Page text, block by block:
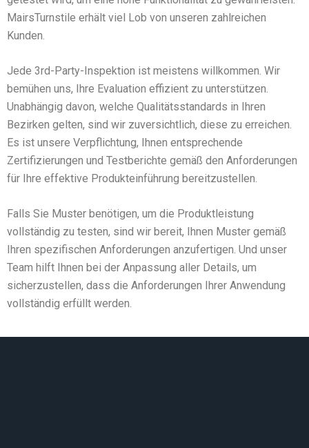
MairsTurnstile erhält viel Lob von unseren zahlreichen
Kunden.
Jede 3rd-Party-Inspektion ist meistens willkommen. Wir
bemühen uns, Ihre Evaluation effizient zu unterstützen.
Unabhängig davon, welche Qualitätsstandards in Ihren
Bezirken gelten, sind wir zuversichtlich, diese zu erreichen.
Es ist unsere Verpflichtung, Ihnen entsprechende
Zertifizierungen und Testberichte gemäß den Anforderungen
für Ihre effektive Produkteinführung bereitzustellen.
Falls Sie Muster benötigen, um die Produktleistung
vollständig zu testen, sind wir bereit, Ihnen Muster gemäß
Ihren spezifischen Anforderungen anzufertigen. Und unser
Team hilft Ihnen bei der Anpassung aller Details, um
sicherzustellen, dass die Anforderungen Ihrer Anwendung
vollständig erfüllt werden.